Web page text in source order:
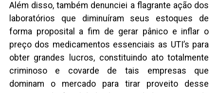
Além disso, também denunciei a flagrante ação dos
laboratórios que diminuíram seus estoques de
forma proposital a fim de gerar pânico e inflar o
preço dos medicamentos essenciais as UTI’s para
obter grandes lucros, constituindo ato totalmente
criminoso e covarde de tais empresas que
dominam o mercado para tirar proveito desse